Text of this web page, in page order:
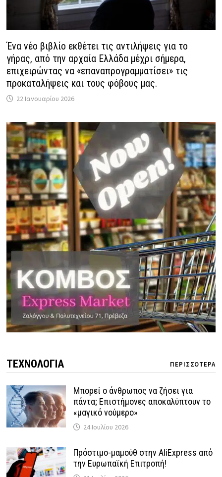
Ένα νέο βιβλίο εκθέτει τις αντιλήψεις για το
γήρας, από την αρχαία Ελλάδα μέχρι σήμερα,
επιχειρώντας να «επαναπρογραμματίσει» τις
προκαταλήψεις και τους φόβους μας.
22 Ιανουαρίου 2026
ΤΕΧΝΟΛΟΓΙΑ ΠΕΡΙΣΣΟΤΕΡΑ
Μπορεί ο άνθρωπος να ζήσει για
πάντα; Επιστήμονες αποκαλύπτουν το
«μαγικό νούμερο»
24 Ιουλίου 2026
Πρόστιμο-μαμούθ στην AliExpress από
την Ευρωπαϊκή Επιτροπή!